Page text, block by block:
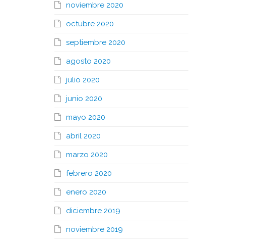
noviembre 2020
octubre 2020
septiembre 2020
agosto 2020
julio 2020
junio 2020
mayo 2020
abril 2020
marzo 2020
febrero 2020
enero 2020
diciembre 2019
noviembre 2019